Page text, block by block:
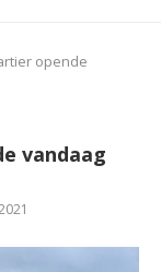
opende
vandaag